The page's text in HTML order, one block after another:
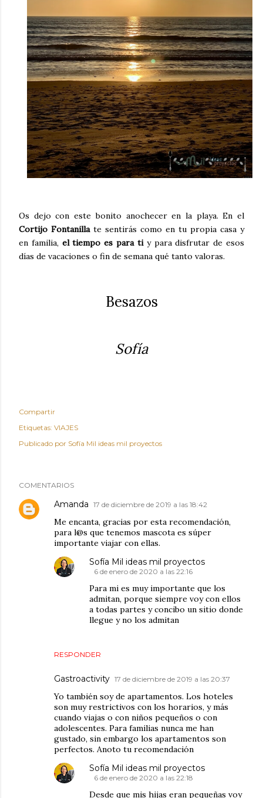
Os dejo con este bonito anochecer en la playa. En el
Cortijo Fontanillate sentirás como en tu propia casa y
en familia, el tiempo es para tiy para disfrutar de esos
días de vacaciones o fin de semana qué tanto valoras.
Besazos
Sofía
Compartir
Etiquetas: VIAJES
Publicado por Sofía Mil ideas mil proyectos
COMENTARIOS
Amanda 17 de diciembre de 2019 a las 18:42
Me encanta, gracias por esta recomendación,
para l@s que tenemos mascota es súper
importante viajar con ellas.
RESPONDER
Sofía Mil ideas mil proyectos
6 de enero de 2020 a las 22:16
Para mi es muy importante que los
admitan, porque siempre voy con ellos
a todas partes y concibo un sitio donde
llegue y no los admitan
Gastroactivity 17 de diciembre de 2019 a las 20:37
Yo también soy de apartamentos. Los hoteles
son muy restrictivos con los horarios, y más
cuando viajas o con niños pequeños o con
adolescentes. Para familias nunca me han
gustado, sin embargo los apartamentos son
perfectos. Anoto tu recomendación
Sofía Mil ideas mil proyectos
6 de enero de 2020 a las 22:18
Desde que mis hijas eran pequeñas voy